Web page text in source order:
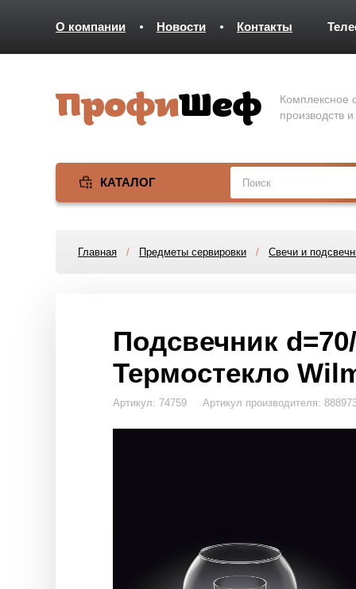
О компании Новости Контакты
Комплексное
производств
КАТАЛОГ
Главная / Предметы сервировки / Свечи и
Подсвечник
Термостекло
Артикул: 74759 Артикул производителя: